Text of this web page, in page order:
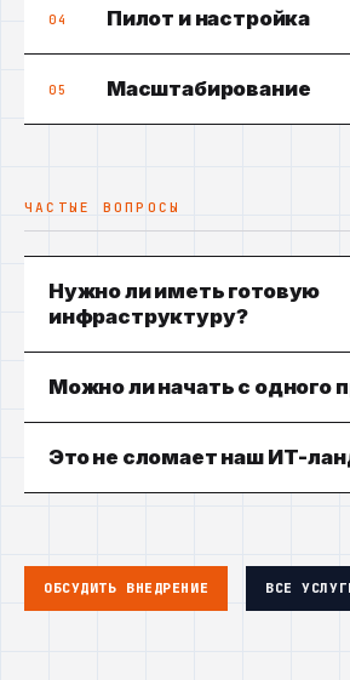
04 Пилот и настройка
05 Масштабирование
ЧАСТЫЕ ВОПРОСЫ
Нужно ли иметь готовую
инфраструктуру?
Можно ли начать с одного
Это не сломает наш ИТ-
ОБСУДИТЬ ВНЕДРЕНИЕ ВСЕ